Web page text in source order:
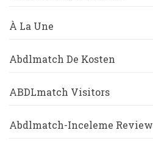
À La Une
Abdlmatch De Kosten
ABDLmatch Visitors
Abdlmatch-Inceleme Review